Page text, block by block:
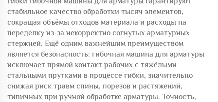
стабильное качество обработки тысяч элементов,
сокращая объёмы отходов материала и расходы на
переделку из-за некорректно согнутых арматурных
стержней. Ещё одним важнейшим преимуществом
является безопасность: гибочная машина для арматуры
исключает прямой контакт рабочих с тяжёлыми
стальными прутками в процессе гибки, значительно
снижая риск травм спины, порезов и растяжений,
типичных при ручной обработке арматуры. Точность,